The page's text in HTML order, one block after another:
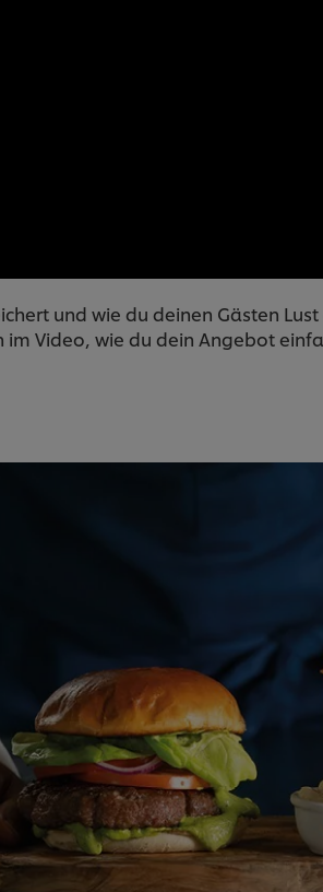
und wie du deinen Gästen
Video, wie du dein Angebot